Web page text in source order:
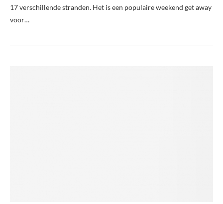
17 verschillende stranden. Het is een populaire weekend get away
voor…